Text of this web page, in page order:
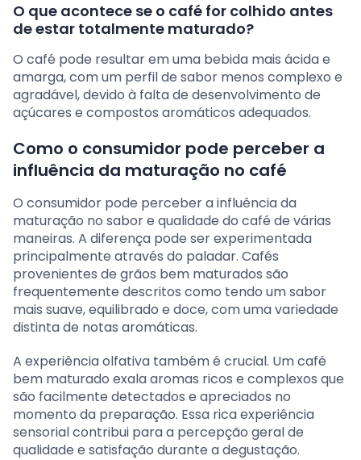
O que acontece se o café for colhido antes
de estar totalmente maturado?
O café pode resultar em uma bebida mais ácida e
amarga, com um perfil de sabor menos complexo e
agradável, devido à falta de desenvolvimento de
açúcares e compostos aromáticos adequados.
Como o consumidor pode perceber a
influência da maturação no café
O consumidor pode perceber a influência da
maturação no sabor e qualidade do café de várias
maneiras. A diferença pode ser experimentada
principalmente através do paladar. Cafés
provenientes de grãos bem maturados são
frequentemente descritos como tendo um sabor
mais suave, equilibrado e doce, com uma variedade
distinta de notas aromáticas.
A experiência olfativa também é crucial. Um café
bem maturado exala aromas ricos e complexos que
são facilmente detectados e apreciados no
momento da preparação. Essa rica experiência
sensorial contribui para a percepção geral de
qualidade e satisfação durante a degustação.